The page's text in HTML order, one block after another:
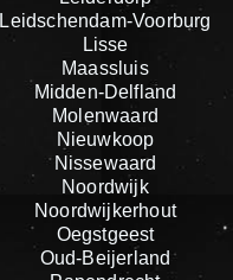
Leidschendam-Voorburg
Lisse
Maassluis
Midden-Delfland
Molenwaard
Nieuwkoop
Nissewaard
Noordwijk
Noordwijkerhout
Oegstgeest
Oud-Beijerland